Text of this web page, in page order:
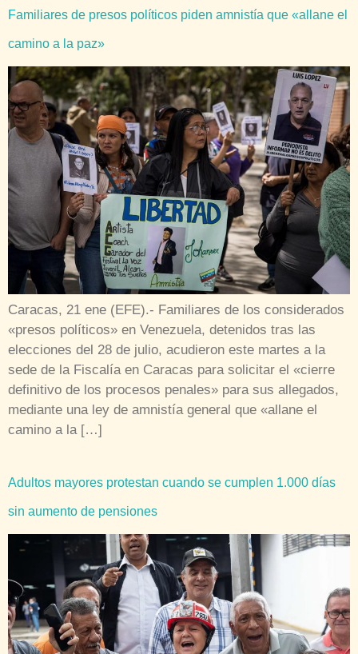
Familiares de presos políticos piden amnistía que «allane el
camino a la paz»
Caracas, 21 ene (EFE).- Familiares de los considerados
«presos políticos» en Venezuela, detenidos tras las
elecciones del 28 de julio, acudieron este martes a la
sede de la Fiscalía en Caracas para solicitar el «cierre
definitivo de los procesos penales» para sus allegados,
mediante una ley de amnistía general que «allane el
camino a la […]
Adultos mayores protestan cuando se cumplen 1.000 días
sin aumento de pensiones